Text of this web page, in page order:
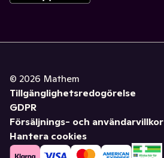
© 2026 Mathem
Tillgänglighetsredogörelse
GDPR
Försäljnings- och användarvillkor
Hantera cookies